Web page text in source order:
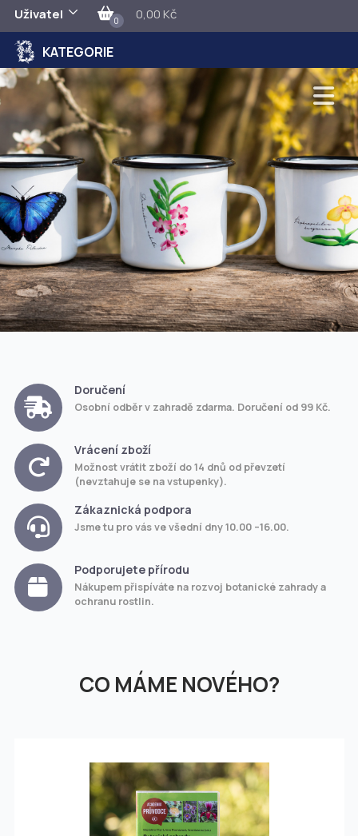
Uživatel 0 0,00 Kč
KATEGORIE
Doručení
Osobní odběr v zahradě zdarma. Doručení od 99 Kč.
Vrácení zboží
Možnost vrátit zboží do 14 dnů od převzetí
(nevztahuje se na vstupenky).
Zákaznická podpora
Jsme tu pro vás ve všední dny 10.00 –16.00.
Podporujete přírodu
Nákupem přispíváte na rozvoj botanické zahrady a
ochranu rostlin.
CO MÁME NOVÉHO?